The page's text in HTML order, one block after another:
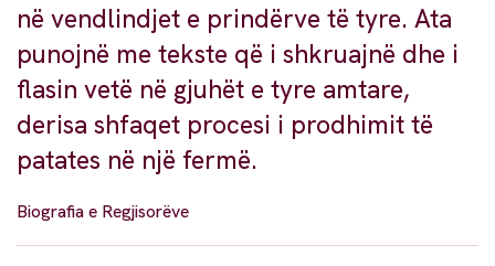
në vendlindjet e prindërve të tyre. Ata
punojnë me tekste që i shkruajnë dhe i
flasin vetë në gjuhët e tyre amtare,
derisa shfaqet procesi i prodhimit të
patates në një fermë.
Biografia e Regjisorëve